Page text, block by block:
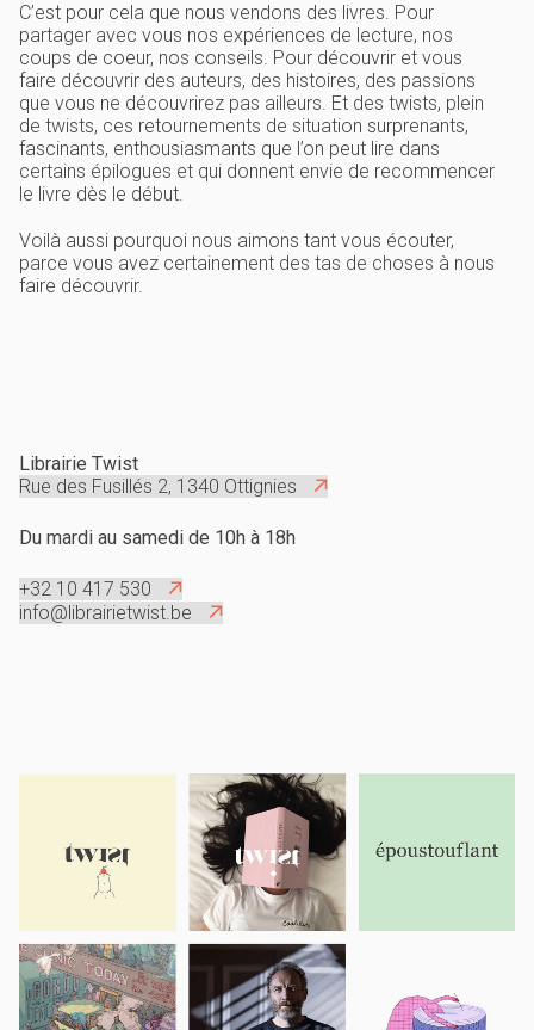
C’est pour cela que nous vendons des livres. Pour
partager avec vous nos expériences de lecture, nos
coups de coeur, nos conseils. Pour découvrir et vous
faire découvrir des auteurs, des histoires, des passions
que vous ne découvrirez pas ailleurs. Et des twists, plein
de twists, ces retournements de situation surprenants,
fascinants, enthousiasmants que l’on peut lire dans
certains épilogues et qui donnent envie de recommencer
le livre dès le début.
Voilà aussi pourquoi nous aimons tant vous écouter,
parce vous avez certainement des tas de choses à nous
faire découvrir.
Librairie Twist
Rue des Fusillés 2, 1340 Ottignies
Du mardi au samedi de 10h à 18h
+32 10 417 530
info@librairietwist.be